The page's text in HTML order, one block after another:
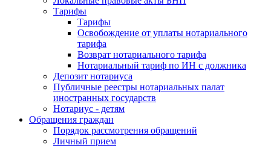
Тарифы
Тарифы
Освобождение от уплаты нотариального
тарифа
Возврат нотариального тарифа
Нотариальный тариф по ИН с должника
Депозит нотариуса
Публичные реестры нотариальных палат
иностранных государств
Нотариус - детям
Обращения граждан
Порядок рассмотрения обращений
Личный прием